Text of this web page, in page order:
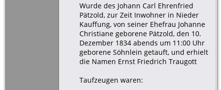
Wurde des Johann Carl Ehrenfried
Pätzold, zur Zeit Inwohner in Nieder
Kauffung, von seiner Ehefrau Johanne
Christiane geborene Pätzold, den 10.
Dezember 1834 abends um 11:00 Uhr
geborene Söhnlein getauft, und erhielt
die Namen Ernst Friedrich Traugott
Taufzeugen waren: